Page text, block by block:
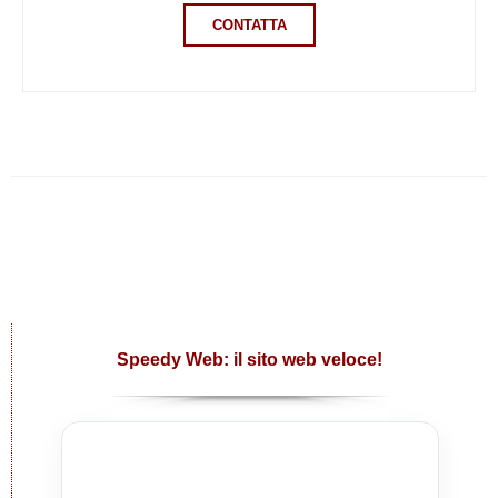
CONTATTA
Speedy Web: il sito web veloce!